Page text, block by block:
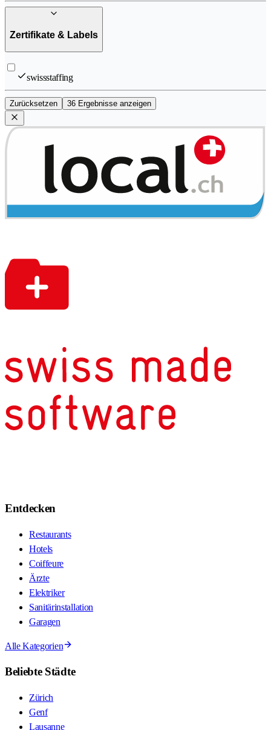
Zertifikate & Labels
swissstaffing
Zurücksetzen 36 Ergebnisse anzeigen
Entdecken
Restaurants
Hotels
Coiffeure
Ärzte
Elektriker
Sanitärinstallation
Garagen
Alle Kategorien
Beliebte Städte
Zürich
Genf
Lausanne